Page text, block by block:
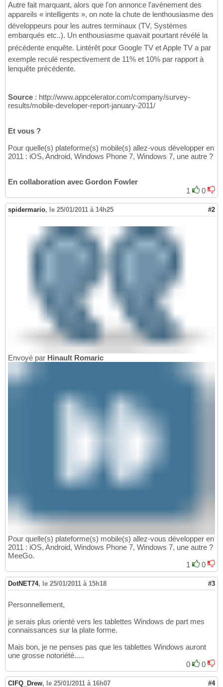
Autre fait marquant, alors que l'on annonce l'avènement des
appareils « intelligents », on note la chute de lenthousiasme des
développeurs pour les autres terminaux (TV, Systèmes
embarqués etc..). Un enthousiasme quavait pourtant révélé la
précédente enquête. Lintérêt pour Google TV et Apple TV a par
exemple reculé respectivement de 11% et 10% par rapport à
lenquête précédente.
Source : http://www.appcelerator.com/company/survey-
results/mobile-developer-report-january-2011/
Et vous ?
Pour quelle(s) plateforme(s) mobile(s) allez-vous développer en
2011 : iOS, Android, Windows Phone 7, Windows 7, une autre ?
En collaboration avec Gordon Fowler
1
0
spidermario, le 25/01/2011 à 14h25 #2
Envoyé par Hinault Romaric
Pour quelle(s) plateforme(s) mobile(s) allez-vous développer en
2011 : iOS, Android, Windows Phone 7, Windows 7, une autre ?
MeeGo.
1
0
DotNET74, le 25/01/2011 à 15h18 #3
Personnellement,
je serais plus orienté vers les tablettes Windows de part mes
connaissances sur la plate forme.
Mais bon, je ne penses pas que les tablettes Windows auront
une grosse notoriété.....
0
0
CIFQ_Drew, le 25/01/2011 à 16h07 #4